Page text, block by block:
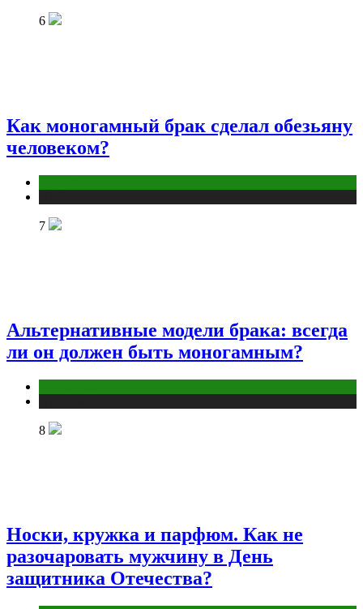
6
Как моногамный брак сделал обезьяну
человеком?
7
Альтернативные модели брака: всегда
ли он должен быть моногамным?
8
Носки, кружка и парфюм. Как не
разочаровать мужчину в День
защитника Отечества?